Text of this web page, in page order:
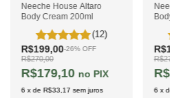
Neeche House Altaro
Body Cream 200ml
(12)
R$199,00-26% OFF
R$270,00
R$179,10 PIX
6 xde R$33,17 sem juros 6 x